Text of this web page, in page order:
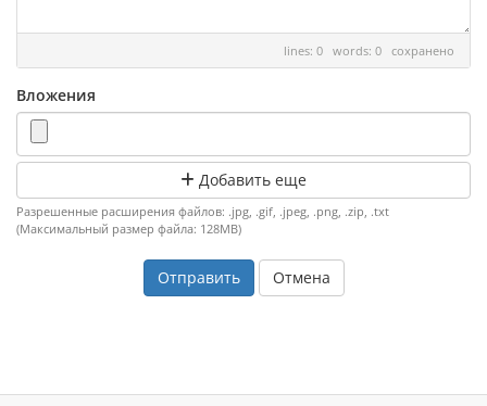
lines: 0 words: 0 сохранено
Вложения
Добавить еще
Разрешенные расширения файлов: .jpg, .gif, .jpeg, .png, .zip, .txt
(Максимальный размер файла: 128MB)
Отмена